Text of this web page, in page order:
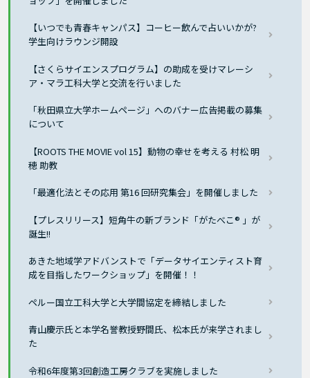
【いつでも青春キャンパス】コーヒー飲んで占いいかが?
学生向けラウンジ開設
【さくらサイエンスプログラム】の助成を受けマレーシ
ア・マラ工科大学と交流を行いました
「秋田県立大学ホームページ」へのバナー広告掲載の募集
について
【ROOTS THE MOVIE vol 15】動物の幸せを考える 村松 明
穂 助教
「最適化法とその応用 第16 回研究集会」を開催しました
【プレスリリース】短角牛の新ブランド「がたべこ® 」が
誕生!!
あきた地域学アドバンストで「データサイエンティスト育
成を目指したワークショップ」を開催！！
ペルー国立工科大学と大学間協定を締結しました
青山慶示氏と本学名誉教授野間氏、松本氏が来学されまし
た
令和6年度第3回創造工房クラブを実施しました